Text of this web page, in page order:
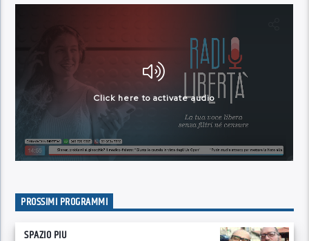
PROSSIMI PROGRAMMI
SPAZIO PIU